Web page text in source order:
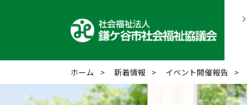
ホーム 新着情報 イベント開催報告